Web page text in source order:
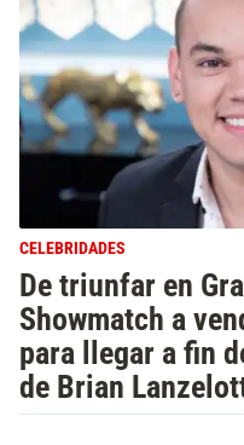
CELEBRIDADES
De triunfar en
Showmatch a
para llegar a fin
de Brian